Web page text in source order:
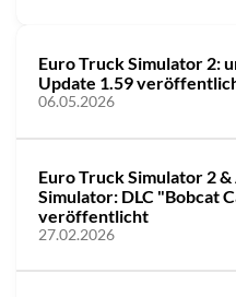
Euro Truck Simulator 2:
Update 1.59
06.05.2026
Euro Truck Simulator 2
Simulator: DLC "Bobcat
veröffentlicht
27.02.2026